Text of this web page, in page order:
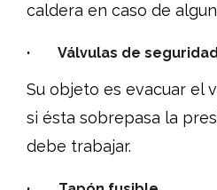
caldera en caso de
· Válvulas de seguridad
Su objeto es evacuar el
si ésta sobrepasa la
debe trabajar.